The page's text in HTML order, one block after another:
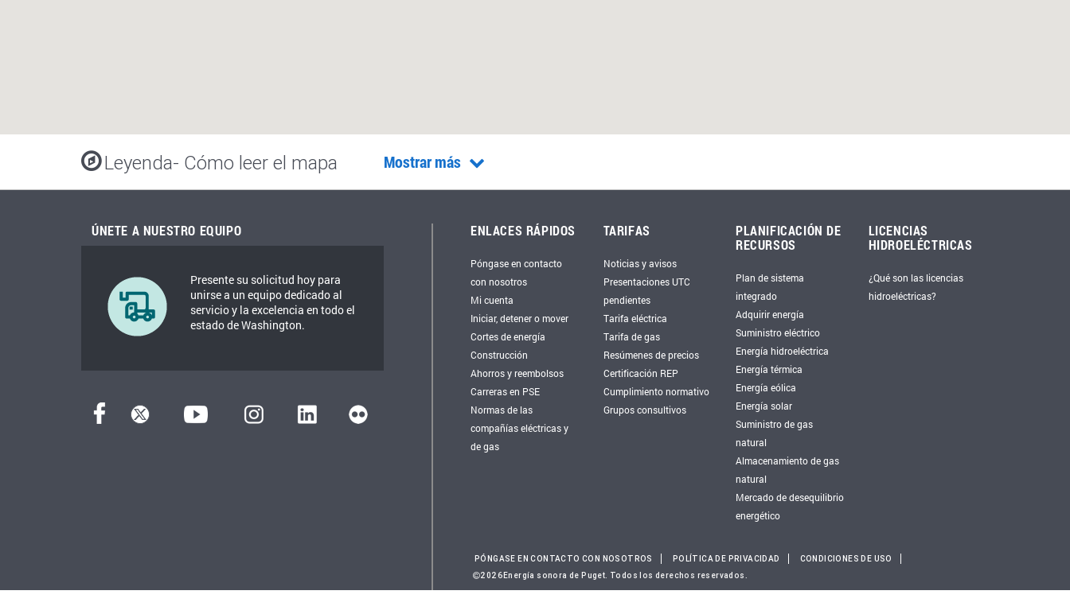
Leyenda- Cómo leer el mapa Mostrar más
ÚNETE A NUESTRO EQUIPO
Presente su solicitud hoy para
unirse a un equipo dedicado al
servicio y la excelencia en todo el
estado de Washington.
ENLACES RÁPIDOS
Póngase en contacto
con nosotros
Mi cuenta
Iniciar, detener o mover
Cortes de energía
Construcción
Ahorros y reembolsos
Carreras en PSE
Normas de las
compañías eléctricas y
de gas
TARIFAS
Noticias y avisos
Presentaciones UTC
pendientes
Tarifa eléctrica
Tarifa de gas
Resúmenes de precios
Certificación REP
Cumplimiento normativo
Grupos consultivos
PLANIFICACIÓN DE
RECURSOS
Plan de sistema
integrado
Adquirir energía
Suministro eléctrico
Energía hidroeléctrica
Energía térmica
Energía eólica
Energía solar
Suministro de gas
natural
Almacenamiento de gas
natural
Mercado de desequilibrio
energético
LICENCIAS
HIDROELÉCTRICAS
¿Qué son las licencias
hidroeléctricas?
PÓNGASE EN CONTACTO CON NOSOTROS POLÍTICA DE PRIVACIDAD
CONDICIONES DE USO
2026Energía sonora de Puget. Todos los derechos reservados.